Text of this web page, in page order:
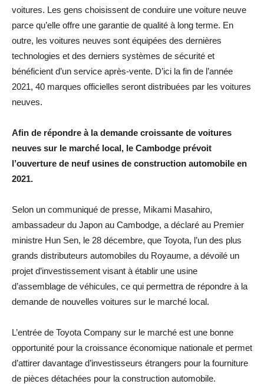
voitures. Les gens choisissent de conduire une voiture neuve
parce qu’elle offre une garantie de qualité à long terme. En
outre, les voitures neuves sont équipées des dernières
technologies et des derniers systèmes de sécurité et
bénéficient d’un service après-vente. D’ici la fin de l’année
2021, 40 marques officielles seront distribuées par les voitures
neuves.
Afin de répondre à la demande croissante de voitures
neuves sur le marché local, le Cambodge prévoit
l’ouverture de neuf usines de construction automobile en
2021.
Selon un communiqué de presse, Mikami Masahiro,
ambassadeur du Japon au Cambodge, a déclaré au Premier
ministre Hun Sen, le 28 décembre, que Toyota, l’un des plus
grands distributeurs automobiles du Royaume, a dévoilé un
projet d’investissement visant à établir une usine
d’assemblage de véhicules, ce qui permettra de répondre à la
demande de nouvelles voitures sur le marché local.
L’entrée de Toyota Company sur le marché est une bonne
opportunité pour la croissance économique nationale et permet
d’attirer davantage d’investisseurs étrangers pour la fourniture
de pièces détachées pour la construction automobile.